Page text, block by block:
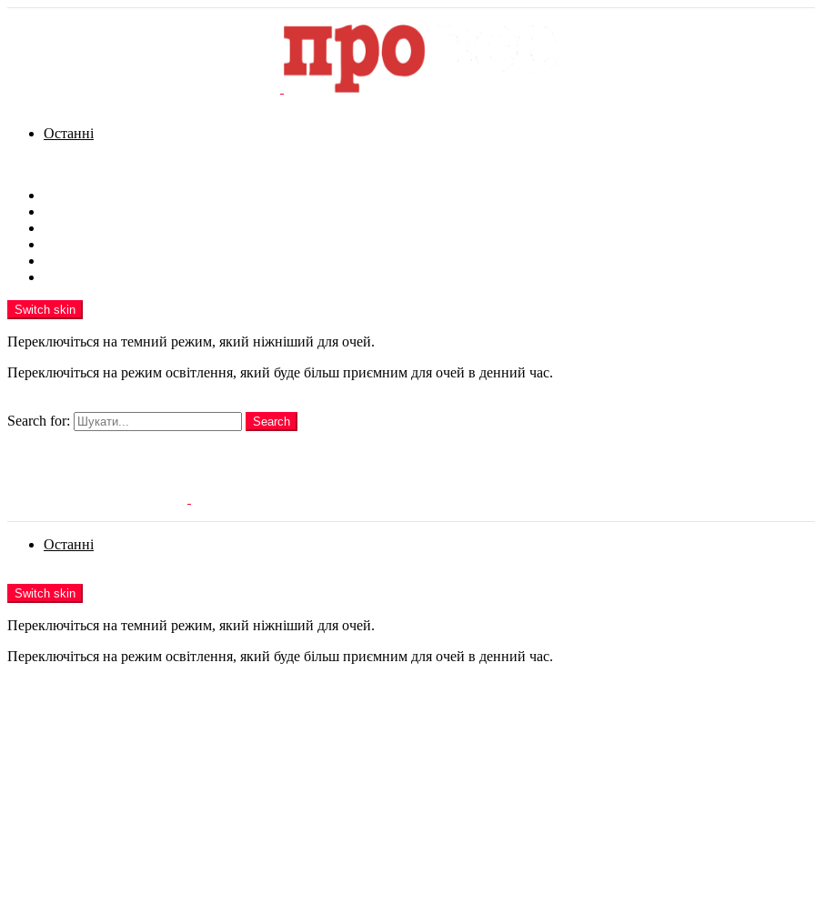
Останні
Switch skin
Переключіться на темний режим, який ніжніший для очей.
Переключіться на режим освітлення, який буде більш приємним для очей в денний час.
Search for:
Search
Останні
Switch skin
Переключіться на темний режим, який ніжніший для очей.
Переключіться на режим освітлення, який буде більш приємним для очей в денний час.